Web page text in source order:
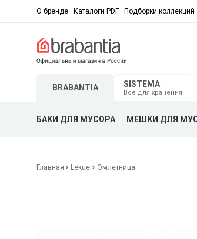
О бренде Каталоги PDF Подборки коллекций
BRABANTIA SISTEMA
Все для хранения
БАКИ ДЛЯ МУСОРА МЕШКИ ДЛЯ
Главная Lekue
Омлетница